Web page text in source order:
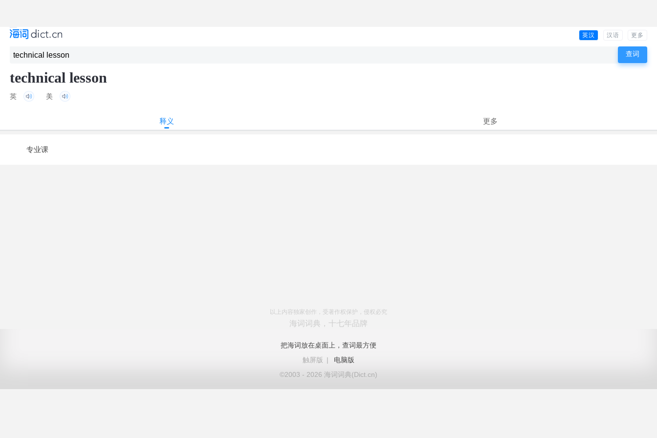
英汉 汉语 更多
technical lesson
英 美
释义 更多
专业课
以上内容独家创作，受著作权保护，侵权必究
海词词典，十七年品牌
把海词放在桌面上，查词最方便
触屏版
|
电脑版
©2003 - 2026 海词词典(Dict.cn)